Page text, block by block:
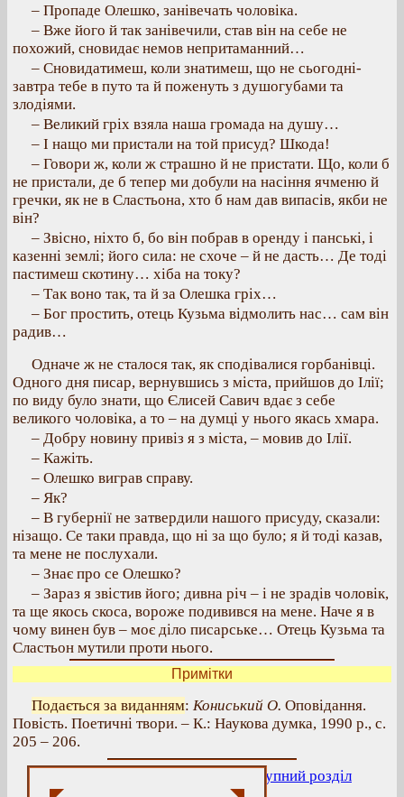
– Пропаде Олешко, занівечать чоловіка.
– Вже його й так занівечили, став він на себе не
похожий, сновидає немов непритаманний…
– Сновидатимеш, коли знатимеш, що не сьогодні-
завтра тебе в путо та й поженуть з душогубами та
злодіями.
– Великий гріх взяла наша громада на душу…
– І нащо ми пристали на той присуд? Шкода!
– Говори ж, коли ж страшно й не пристати. Що, коли б
не пристали, де б тепер ми добули на насіння ячменю й
гречки, як не в Сластьона, хто б нам дав випасів, якби не
він?
– Звісно, ніхто б, бо він побрав в оренду і панські, і
казенні землі; його сила: не схоче – й не дасть… Де тоді
пастимеш скотину… хіба на току?
– Так воно так, та й за Олешка гріх…
– Бог простить, отець Кузьма відмолить нас… сам він
радив…
Одначе ж не сталося так, як сподівалися горбанівці.
Одного дня писар, вернувшись з міста, прийшов до Ілії;
по виду було знати, що Єлисей Савич вдає з себе
великого чоловіка, а то – на думці у нього якась хмара.
– Добру новину привіз я з міста, – мовив до Ілії.
– Кажіть.
– Олешко виграв справу.
– Як?
– В губернії не затвердили нашого присуду, сказали:
нізащо. Се таки правда, що ні за що було; я й тоді казав,
та мене не послухали.
– Знає про се Олешко?
– Зараз я звістив його; дивна річ – і не зрадів чоловік,
та ще якось скоса, вороже подивився на мене. Наче я в
чому винен був – моє діло писарське… Отець Кузьма та
Сластьон мутили проти нього.
Примітки
Подається за виданням: Кониський О. Оповідання.
Повість. Поетичні твори. – К.: Наукова думка, 1990 р., с.
205 – 206.
Наступний розділ